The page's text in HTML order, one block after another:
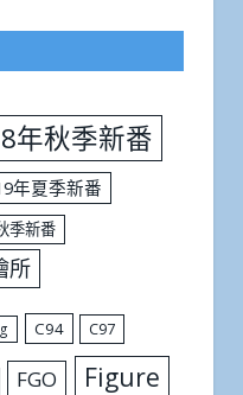
年秋季新番
年夏季新番
季新番
所
C94 C97
FGO Figure